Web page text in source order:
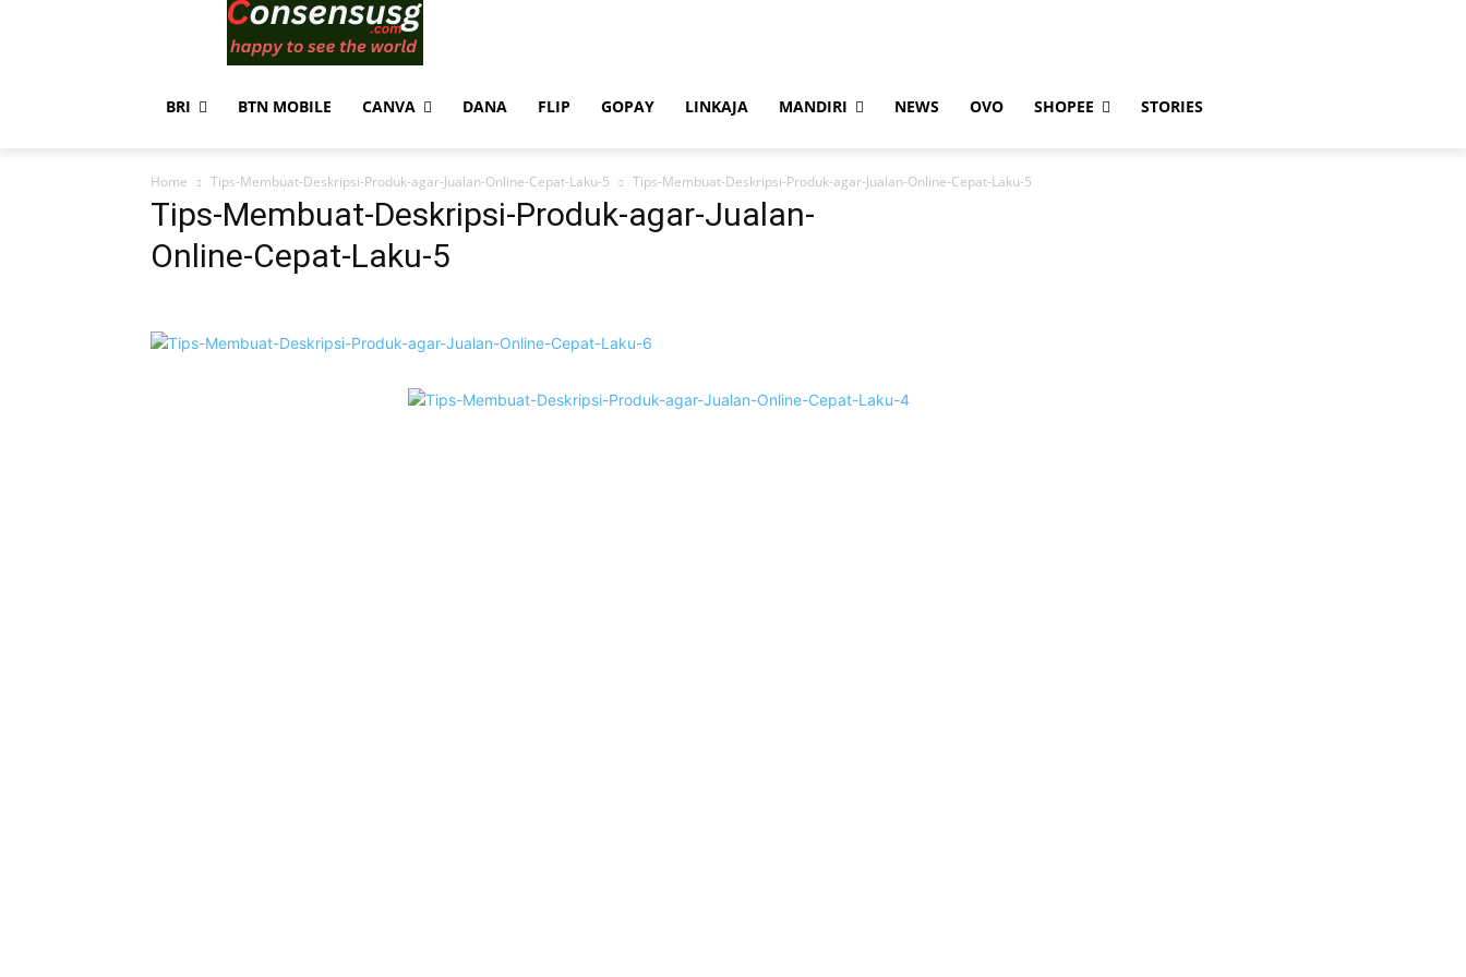
BRI BTN MOBILE CANVA DANA FLIP GOPAY LINKAJA MANDIRI NEWS OVO SHOPEE STORIES
Home Tips-Membuat-Deskripsi-Produk-agar-Jualan-Online-Cepat-Laku-5 Tips-Membuat-Deskripsi-Produk-agar-Jualan-Online-Cepat-Laku-5
Tips-Membuat-Deskripsi-Produk-agar-Jualan-
Online-Cepat-Laku-5